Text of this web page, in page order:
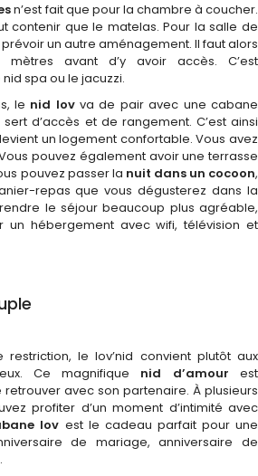
n’est fait que pour la chambre à coucher.
contenir que le matelas. Pour la salle de
un autre aménagement. Il faut alors
mètres avant d’y avoir accès. C’est
spa ou le jacuzzi.
le nid lovva de pair avec une cabane
d’accès et de rangement. C’est ainsi
un logement confortable. Vous avez
pouvez également avoir une terrasse
pouvez passer la nuit dans un cocoon,
repas que vous dégusterez dans la
le séjour beaucoup plus agréable,
un hébergement avec wifi, télévision et
restriction, le lov’nid convient plutôt aux
Ce magnifique nid d’amour est
avec son partenaire. À plusieurs
profiter d’un moment d’intimité avec
lov est le cadeau parfait pour une
de mariage, anniversaire de